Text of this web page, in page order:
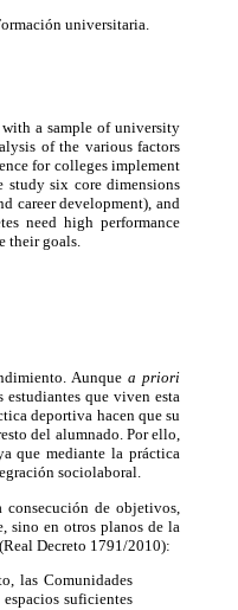
universitaria.
a sample of university
of the various factors
for colleges implement
study six core dimensions
career development), and
need high performance
their goals.
Aunquea priori
estudiantes que viven esta
deportiva hacen que su
del alumnado. Por ello,
que mediante la práctica
sociolaboral.
de objetivos,
sino en otros planos de la
Decreto 1791/2010):
las Comunidades
suficientes